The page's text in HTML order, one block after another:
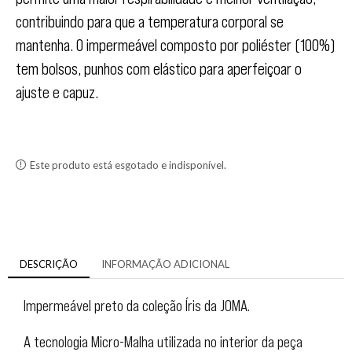
contribuindo para que a temperatura corporal se
mantenha. O impermeável composto por poliéster (100%)
tem bolsos, punhos com elástico para aperfeiçoar o
ajuste e capuz.
Este produto está esgotado e indisponível.
DESCRIÇÃO INFORMAÇÃO ADICIONAL
Impermeável preto da coleção Íris da JOMA.
A tecnologia Micro-Malha utilizada no interior da peça